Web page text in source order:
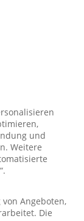
und
Weitere
Angeboten,
Die